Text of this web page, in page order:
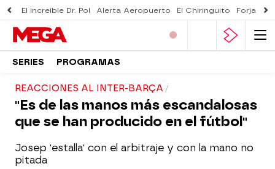
El increíble Dr. Pol Alerta Aeropuerto El Chiringuito Forjado
SERIES PROGRAMAS
REACCIONES AL INTER-BARÇA
"Es de las manos más escandalosas
que se han producido en el fútbol"
Josep 'estalla' con el arbitraje y con la mano no
pitada